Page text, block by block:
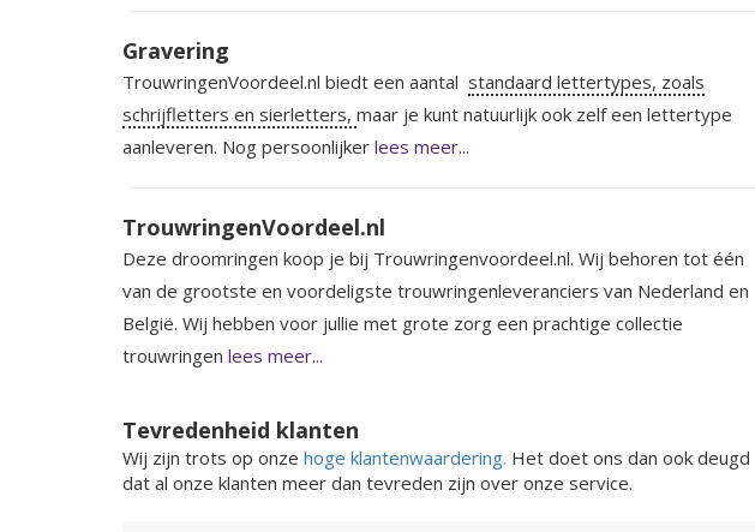
Gravering
TrouwringenVoordeel.nl biedt een aantal standaard lettertypes, zoals
schrijfletters en sierletters, maar je kunt natuurlijk ook zelf een lettertype
aanleveren. Nog persoonlijker lees meer...
TrouwringenVoordeel.nl
Deze droomringen koop je bij Trouwringenvoordeel.nl. Wij behoren tot één
van de grootste en voordeligste trouwringenleveranciers van Nederland en
België. Wij hebben voor jullie met grote zorg een prachtige collectie
trouwringen lees meer...
Tevredenheid klanten
Wij zijn trots op onze hoge klantenwaardering. Het doet ons dan ook deugd
dat al onze klanten meer dan tevreden zijn over onze service.